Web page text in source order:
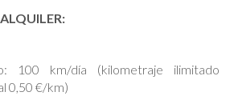
100 km/día (kilometraje ilimitado
0,50 €/km)